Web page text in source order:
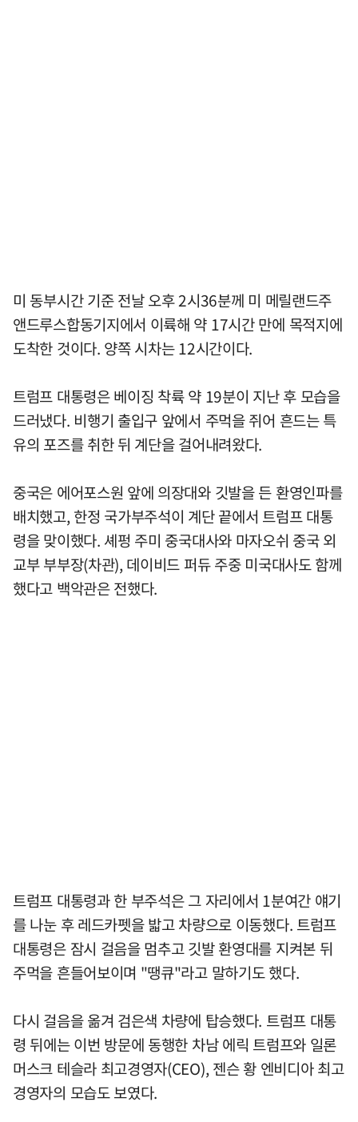
미 동부시간 기준 전날 오후 2시36분께 미 메릴랜드주
앤드루스합동기지에서 이륙해 약 17시간 만에 목적지에
도착한 것이다. 양쪽 시차는 12시간이다.
트럼프 대통령은 베이징 착륙 약 19분이 지난 후 모습을
드러냈다. 비행기 출입구 앞에서 주먹을 쥐어 흔드는 특
유의 포즈를 취한 뒤 계단을 걸어내려왔다.
중국은 에어포스원 앞에 의장대와 깃발을 든 환영인파를
배치했고, 한정 국가부주석이 계단 끝에서 트럼프 대통
령을 맞이했다. 셰펑 주미 중국대사와 마자오쉬 중국 외
교부 부부장(차관), 데이비드 퍼듀 주중 미국대사도 함께
했다고 백악관은 전했다.
트럼프 대통령과 한 부주석은 그 자리에서 1분여간 얘기
를 나눈 후 레드카펫을 밟고 차량으로 이동했다. 트럼프
대통령은 잠시 걸음을 멈추고 깃발 환영대를 지켜본 뒤
주먹을 흔들어보이며 "땡큐"라고 말하기도 했다.
다시 걸음을 옮겨 검은색 차량에 탑승했다. 트럼프 대통
령 뒤에는 이번 방문에 동행한 차남 에릭 트럼프와 일론
머스크 테슬라 최고경영자(CEO), 젠슨 황 엔비디아 최고
경영자의 모습도 보였다.